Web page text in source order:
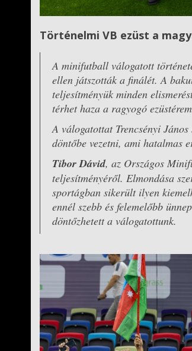
Történelmi VB ezüst a
A minifutball válogatott
ellen játszották a finálét. A
teljesítményük minden
térhet haza a ragyogó
A válogatottat Trencsényi
döntőbe vezetni, ami hatalmas
Tibor Dávid, az Országos
teljesítményéről. Elmondása
sportágban sikerült ilyen
ennél szebb és felemelőbb
döntőzhetett a válogatottunk.